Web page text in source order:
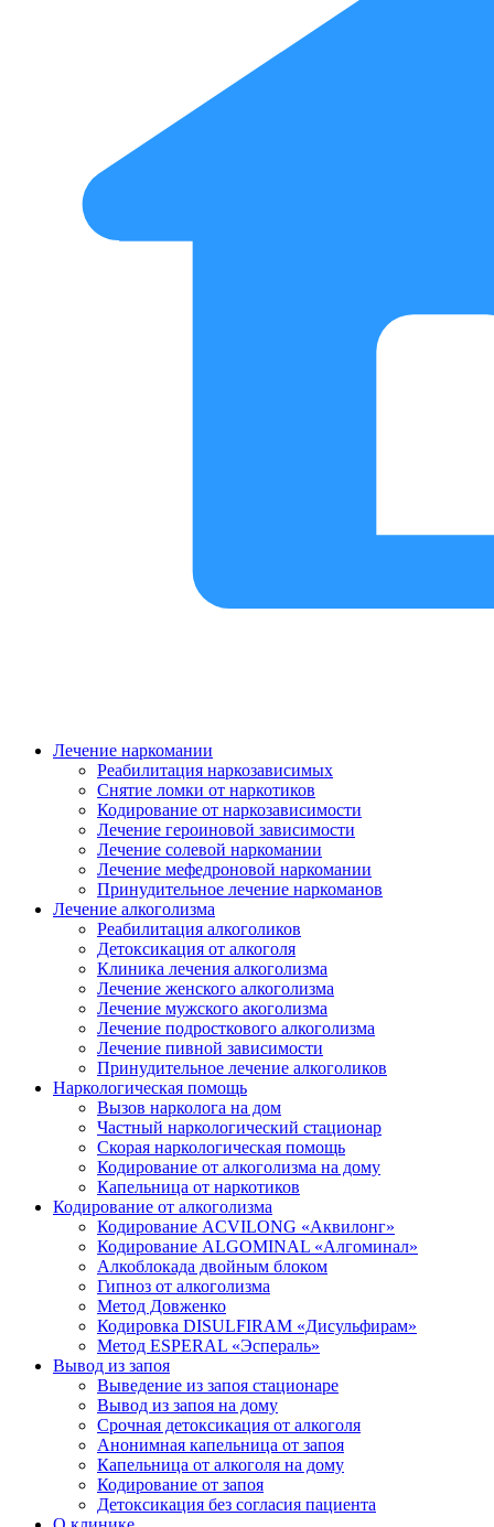
Лечение наркомании
Реабилитация наркозависимых
Снятие ломки от наркотиков
Кодирование от наркозависимости
Лечение героиновой зависимости
Лечение солевой наркомании
Лечение мефедроновой наркомании
Принудительное лечение наркоманов
Лечение алкоголизма
Реабилитация алкоголиков
Детоксикация от алкоголя
Клиника лечения алкоголизма
Лечение женского алкоголизма
Лечение мужского акоголизма
Лечение подросткового алкоголизма
Лечение пивной зависимости
Принудительное лечение алкоголиков
Наркологическая помощь
Вызов нарколога на дом
Частный наркологический стационар
Скорая наркологическая помощь
Кодирование от алкоголизма на дому
Капельница от наркотиков
Кодирование от алкоголизма
Кодирование ACVILONG «Аквилонг»
Кодирование ALGOMINAL «Алгоминал»
Алкоблокада двойным блоком
Гипноз от алкоголизма
Метод Довженко
Кодировка DISULFIRAM «Дисульфирам»
Метод ESPERAL «Эспераль»
Вывод из запоя
Выведение из запоя стационаре
Вывод из запоя на дому
Срочная детоксикация от алкоголя
Анонимная капельница от запоя
Капельница от алкоголя на дому
Кодирование от запоя
Детоксикация без согласия пациента